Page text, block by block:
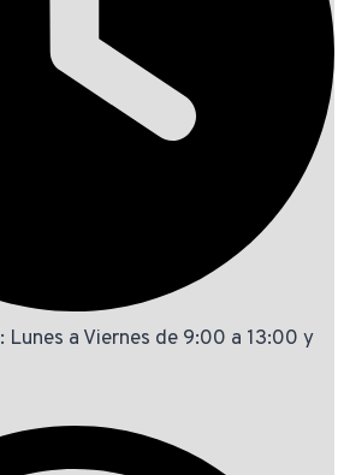
: Lunes a Viernes de 9:00 a 13:00 y